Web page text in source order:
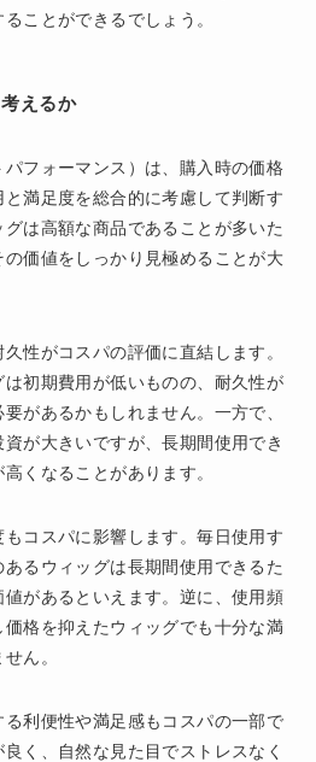
ことができるでしょう。
えるか
フォーマンス）は、購入時の価格
満足度を総合的に考慮して判断す
は高額な商品であることが多いた
価値をしっかり見極めることが大
性がコスパの評価に直結します。
初期費用が低いものの、耐久性が
があるかもしれません。一方で、
が大きいですが、長期間使用でき
くなることがあります。
コスパに影響します。毎日使用す
るウィッグは長期間使用できるた
があるといえます。逆に、使用頻
格を抑えたウィッグでも十分な満
ん。
利便性や満足感もコスパの一部で
く、自然な見た目でストレスなく